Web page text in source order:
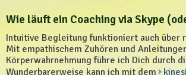
Wie läuft ein Coaching via Skype
Intuitive Begleitung funktioniert auch über
Mit empathischem Zuhören und
Körperwahrnehmung führe ich Dich durch
Wunderbarerweise kann ich mit dem